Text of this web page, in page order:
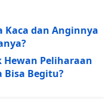
Kaca dan Anginnya
Hewan Peliharaan
Bisa Begitu?